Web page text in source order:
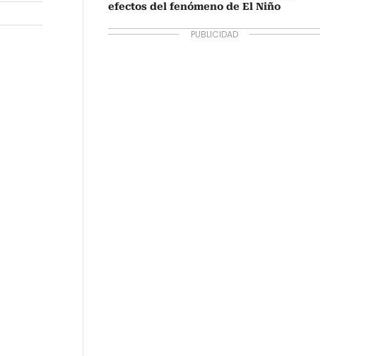
efectos del fenómeno de El Niño